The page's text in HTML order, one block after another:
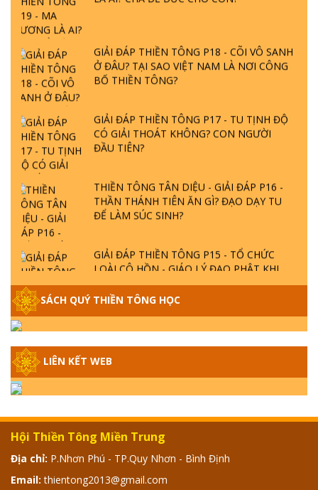
GIẢI ĐÁP THIỀN TÔNG P18 - CÕI VÔ SANH
Ở ĐÂU? TẠI SAO VIỆT NAM LÀ NƠI CÔNG
BỐ THIỀN TÔNG?
GIẢI ĐÁP THIỀN TÔNG P17 - TU TỊNH ĐỘ
CÓ GIẢI THOÁT KHÔNG? CON NGƯỜI
ĐẦU TIÊN?
THIỀN TÔNG TÂN DIỆU - GIẢI ĐÁP P16 -
THẦN THÁNH TIÊN ĂN GÌ? ĐẠO DẠY TU
ĐỂ LÀM SÚC SINH?
GIẢI ĐÁP THIỀN TÔNG P15 - TỔ CHỨC
LOÀI CÔ HỒN - GIÁO LÝ ĐẠO PHẬT KHI
GIẢI ĐÁP THIỀN TÔNG ĐẶC BIỆT - P14 -
NGUỒN GỐC ÂM LỊCH DƯƠNG LỊCH -
TẦNG BÌNH LƯU LỚN ĐẾN ĐÂU
CON NGƯỜI TU THÀNH PHẬT ĐƯỢC
SỰ THẬT VỀ ĐẠI HỒNG THỦY? TRỜI ĐÁNH
THÁNH ĐÂM THẦN VẶN HỌNG?
SÁCH QUÝ THIỀN TÔNG HỌC
LIÊN KẾT WEB
Hội Thiền Tông Miền Trung
Địa chỉ: P.Nhơn Phú - TP.Quy Nhơn - Bình Định
Email: thientong2013@gmail.com